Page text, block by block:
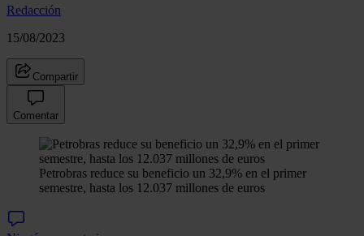
Redacción
15/08/2023
Compartir
Comentar
Petrobras reduce su beneficio un 32,9% en el primer
semestre, hasta los 12.037 millones de euros